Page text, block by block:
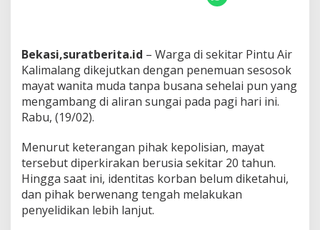
W
a
n
i
t
e
n
g
a
m
b
Bekasi,suratberita.id – Warga di sekitar Pintu Air
Kalimalang dikejutkan dengan penemuan sesosok
mayat wanita muda tanpa busana sehelai pun yang
mengambang di aliran sungai pada pagi hari ini.
Rabu, (19/02).
Menurut keterangan pihak kepolisian, mayat
tersebut diperkirakan berusia sekitar 20 tahun.
Hingga saat ini, identitas korban belum diketahui,
dan pihak berwenang tengah melakukan
penyelidikan lebih lanjut.